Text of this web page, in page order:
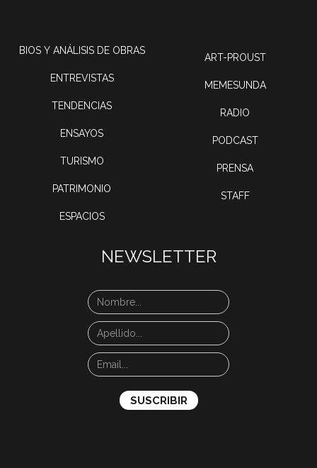
BIOS Y ANÁLISIS DE OBRAS
ENTREVISTAS
TENDENCIAS
ENSAYOS
TURISMO
PATRIMONIO
ESPACIOS
ART-PROUST
MEMESUNDA
RADIO
PODCAST
PRENSA
STAFF
NEWSLETTER